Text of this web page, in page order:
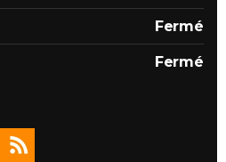
Fermé
Fermé